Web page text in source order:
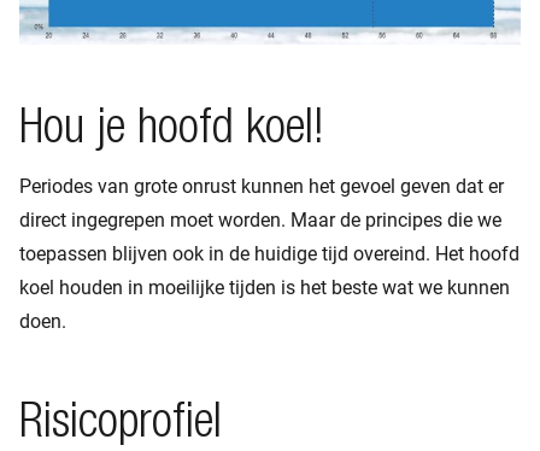
Hou je hoofd koel!
Periodes van grote onrust kunnen het gevoel geven dat er
direct ingegrepen moet worden. Maar de principes die we
toepassen blijven ook in de huidige tijd overeind. Het hoofd
koel houden in moeilijke tijden is het beste wat we kunnen
doen.
Risicoprofiel